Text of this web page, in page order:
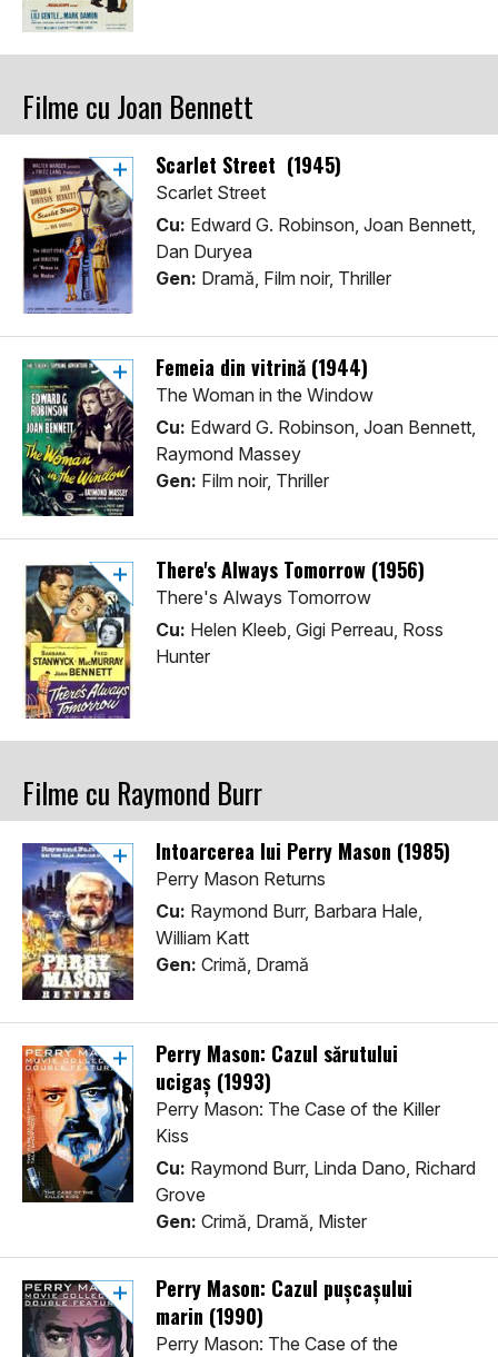
Filme cu Joan Bennett
Scarlet Street (1945)
Scarlet Street
Cu: Edward G. Robinson, Joan Bennett,
Dan Duryea
Gen: Dramă, Film noir, Thriller
Femeia din vitrină (1944)
The Woman in the Window
Cu: Edward G. Robinson, Joan Bennett,
Raymond Massey
Gen: Film noir, Thriller
There's Always Tomorrow (1956)
There's Always Tomorrow
Cu: Helen Kleeb, Gigi Perreau, Ross
Hunter
Filme cu Raymond Burr
Întoarcerea lui Perry Mason (1985)
Perry Mason Returns
Cu: Raymond Burr, Barbara Hale,
William Katt
Gen: Crimă, Dramă
Perry Mason: Cazul sărutului
ucigaș (1993)
Perry Mason: The Case of the Killer
Kiss
Cu: Raymond Burr, Linda Dano, Richard
Grove
Gen: Crimă, Dramă, Mister
Perry Mason: Cazul pușcașului
marin (1990)
Perry Mason: The Case of the